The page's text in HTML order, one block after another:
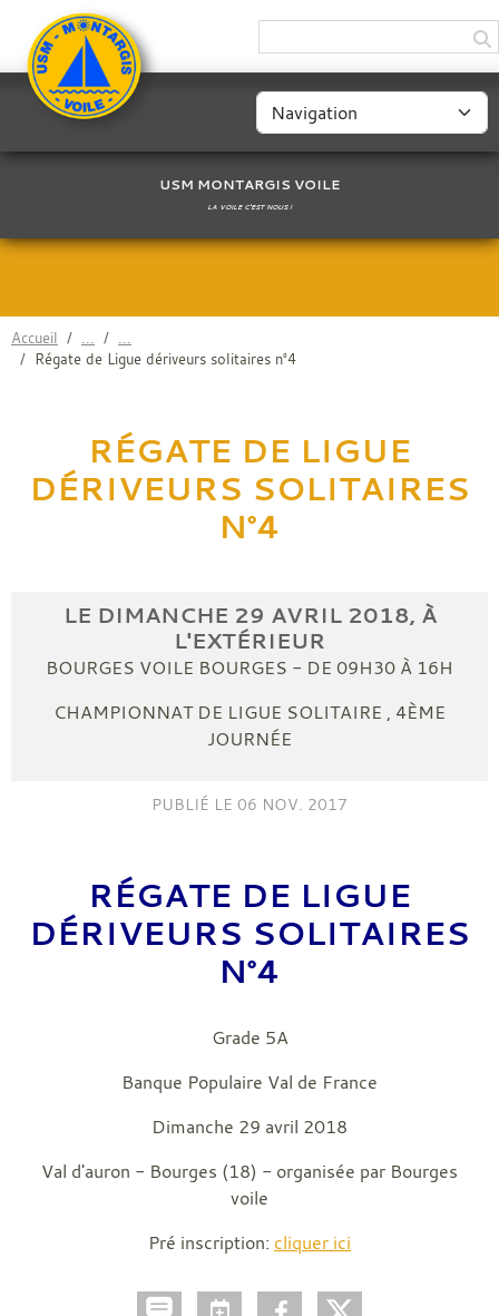
USM MONTARGIS VOILE
LA VOILE C'EST NOUS !
Accueil
Régate de Ligue dériveurs solitaires n°4
RÉGATE DE LIGUE
DÉRIVEURS SOLITAIRES
N°4
LE DIMANCHE 29 AVRIL 2018, À
L'EXTÉRIEUR
BOURGES VOILE BOURGES - DE 09H30 À 16H
CHAMPIONNAT DE LIGUE SOLITAIRE , 4ÈME
JOURNÉE
PUBLIÉ LE 06 NOV. 2017
RÉGATE DE LIGUE
DÉRIVEURS SOLITAIRES
N°4
Grade 5A
Banque Populaire Val de France
Dimanche 29 avril 2018
Val d'auron - Bourges (18) - organisée par Bourges
voile
Pré inscription: cliquer ici
Panneau de gestion des cookies